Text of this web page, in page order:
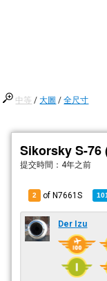
中等 /大圖 /全尺寸
Sikorsky S-76
提交時間： 4年之前
2 of N7661S
Der Izu